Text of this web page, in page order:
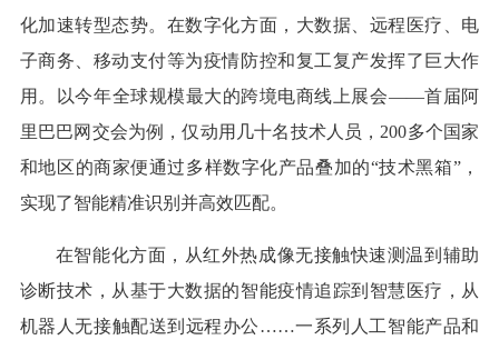
化加速转型态势。在数字化方面，大数据、远程医疗、电
子商务、移动支付等为疫情防控和复工复产发挥了巨大作
用。以今年全球规模最大的跨境电商线上展会——首届阿
里巴巴网交会为例，仅动用几十名技术人员，200多个国家
和地区的商家便通过多样数字化产品叠加的“技术黑箱”，
实现了智能精准识别并高效匹配。
在智能化方面，从红外热成像无接触快速测温到辅助
诊断技术，从基于大数据的智能疫情追踪到智慧医疗，从
机器人无接触配送到远程办公……一系列人工智能产品和